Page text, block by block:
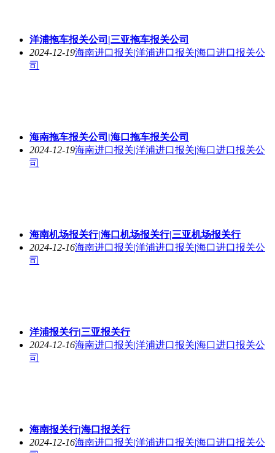
洋浦拖车报关公司|三亚拖车报关公司
2024-12-19海南进口报关|洋浦进口报关|海口进口报关公
司
海南拖车报关公司|海口拖车报关公司
2024-12-19海南进口报关|洋浦进口报关|海口进口报关公
司
海南机场报关行|海口机场报关行|三亚机场报关行
2024-12-16海南进口报关|洋浦进口报关|海口进口报关公
司
洋浦报关行|三亚报关行
2024-12-16海南进口报关|洋浦进口报关|海口进口报关公
司
海南报关行|海口报关行
2024-12-16海南进口报关|洋浦进口报关|海口进口报关公